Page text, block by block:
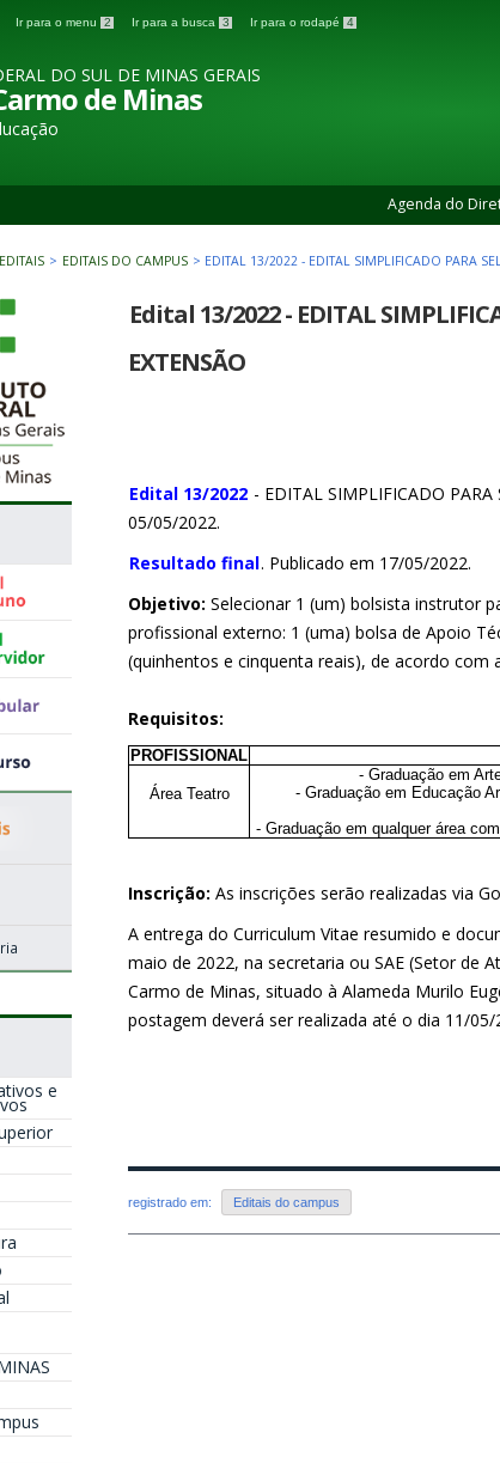
Ir para o menu 2 Ir para a busca 3 Ir para o rodapé 4
DO SUL DE MINAS GERAIS
de Minas
Agenda do
EDITAIS > EDITAIS DO CAMPUS > EDITAL 13/2022 - EDITAL SIMPLIFICADO PARA
e
Edital 13/2022 - EDITAL
EXTENSÃO
Edital 13/2022 - EDITAL SIMPLIFICADO PARA
05/05/2022.
Resultado final. Publicado em 17/05/2022.
Objetivo: Selecionar 1 (um) bolsista instrutor
profissional externo: 1 (uma) bolsa de Apoio
(quinhentos e cinquenta reais), de acordo com
Requisitos:
PROFISSIONAL
Área Teatro
- Graduação em
- Graduação em Educação
- Graduação em qualquer área
Inscrição: As inscrições serão realizadas via
A entrega do Curriculum Vitae resumido e
maio de 2022, na secretaria ou SAE (Setor de
Carmo de Minas, situado à Alameda Murilo
postagem deverá ser realizada até o dia 11/05/
registrado em: Editais do campus